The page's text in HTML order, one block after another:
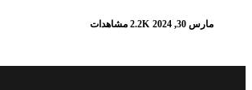
مارس 30, 2024 2.2K مشاهدات